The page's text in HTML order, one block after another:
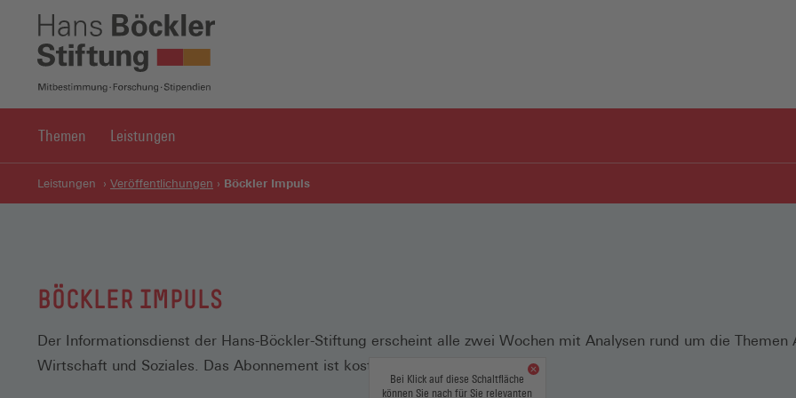
Themen Leistungen
Leistungen Veröffentlichungen Böckler Impuls
BÖCKLER IMPULS
Der Informationsdienst der Hans-Böckler-Stiftung erscheint alle zwei Wochen mit Analysen rund um die Themen
Wirtschaft und Soziales. Das Abonnement ist kostenlos.
Bei Klick auf diese Schaltfläche
können Sie nach für Sie relevanten